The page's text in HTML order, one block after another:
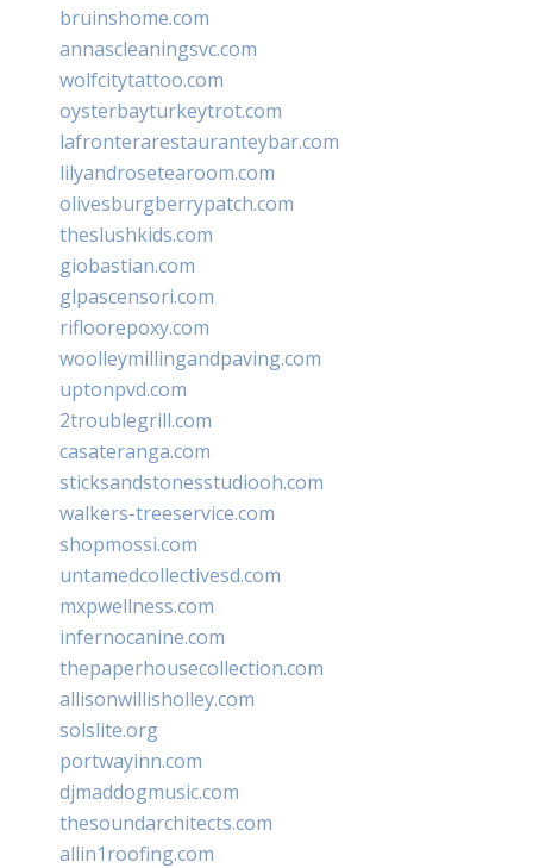
bruinshome.com
annascleaningsvc.com
wolfcitytattoo.com
oysterbayturkeytrot.com
lafronterarestauranteybar.com
lilyandrosetearoom.com
olivesburgberrypatch.com
theslushkids.com
giobastian.com
glpascensori.com
rifloorepoxy.com
woolleymillingandpaving.com
uptonpvd.com
2troublegrill.com
casateranga.com
sticksandstonesstudiooh.com
walkers-treeservice.com
shopmossi.com
untamedcollectivesd.com
mxpwellness.com
infernocanine.com
thepaperhousecollection.com
allisonwillisholley.com
solslite.org
portwayinn.com
djmaddogmusic.com
thesoundarchitects.com
allin1roofing.com